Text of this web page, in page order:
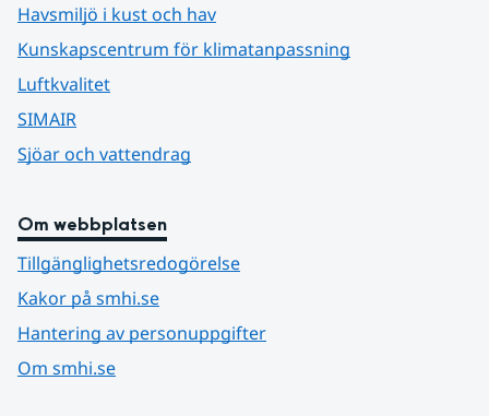
Havsmiljö i kust och hav
Kunskapscentrum för klimatanpassning
Luftkvalitet
SIMAIR
Sjöar och vattendrag
Om webbplatsen
Tillgänglighetsredogörelse
Kakor på smhi.se
Hantering av personuppgifter
Om smhi.se